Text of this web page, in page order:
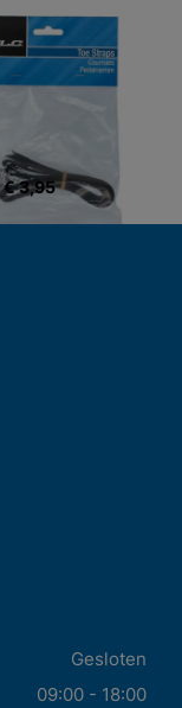
€ 3,95
Gesloten
09:00 - 18:00